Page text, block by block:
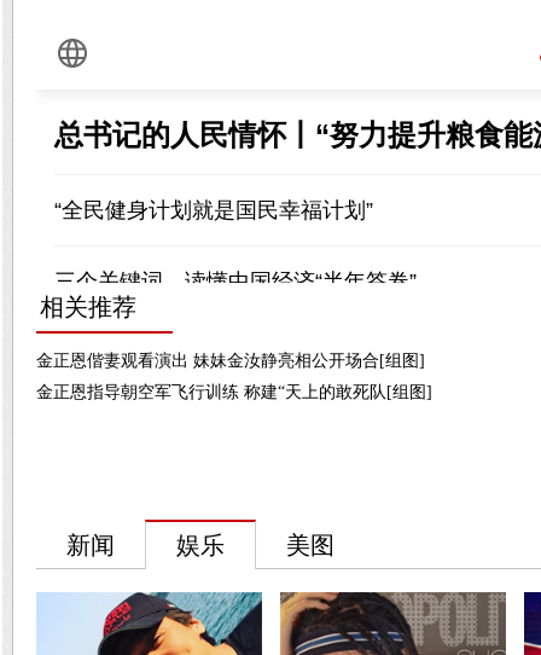
相关推荐
金正恩偕妻观看演出 妹妹金汝静亮相公开场合[组图]
金正恩指导朝空军飞行训练 称建“天上的敢死队[组图]